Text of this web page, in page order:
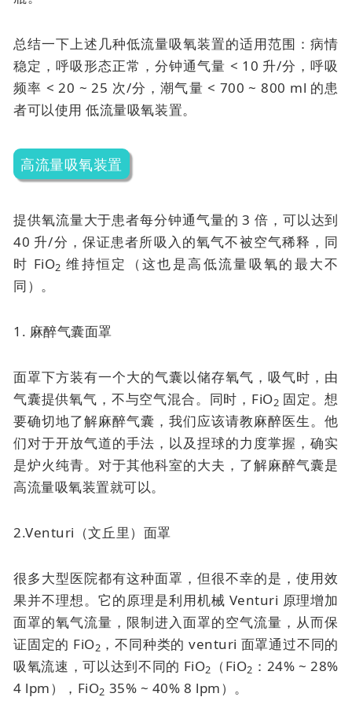
总结一下上述几种低流量吸氧装置的适用范围：病情
稳定，呼吸形态正常，分钟通气量 < 10 升/分，呼吸
频率 < 20 ~ 25 次/分，潮气量 < 700 ~ 800 ml 的患
者可以使用低流量吸氧装置。
高流量吸氧装置
提供氧流量大于患者每分钟通气量的 3 倍，可以达到
40 升/分，保证患者所吸入的氧气不被空气稀释，同
时 FiO2 维持恒定（这也是高低流量吸氧的最大不
同）。
1. 麻醉气囊面罩
面罩下方装有一个大的气囊以储存氧气，吸气时，由
气囊提供氧气，不与空气混合。同时，FiO2 固定。想
要确切地了解麻醉气囊，我们应该请教麻醉医生。他
们对于开放气道的手法，以及捏球的力度掌握，确实
是炉火纯青。对于其他科室的大夫，了解麻醉气囊是
高流量吸氧装置就可以。
2.Venturi（文丘里）面罩
很多大型医院都有这种面罩，但很不幸的是，使用效
果并不理想。它的原理是利用机械 Venturi 原理增加
面罩的氧气流量，限制进入面罩的空气流量，从而保
证固定的 FiO2 ，不同种类的 venturi 面罩通过不同的
吸氧流速，可以达到不同的 FiO2 （FiO2 ：24% ~ 28%
4 lpm），FiO2 35% ~ 40% 8 lpm）。